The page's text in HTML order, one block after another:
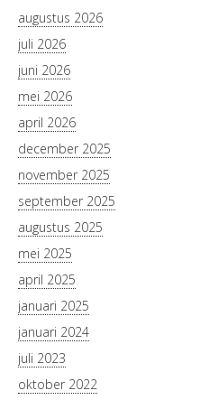
augustus 2026
juli 2026
juni 2026
mei 2026
april 2026
december 2025
november 2025
september 2025
augustus 2025
mei 2025
april 2025
januari 2025
januari 2024
juli 2023
oktober 2022